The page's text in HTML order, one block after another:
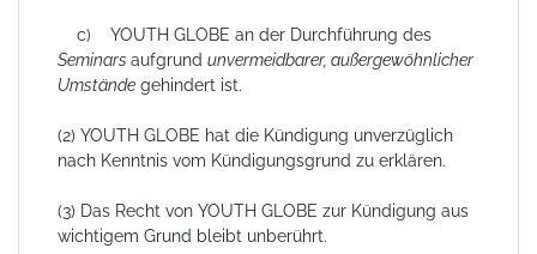
c) YOUTH GLOBE an der Durchführung des
Seminars aufgrund unvermeidbarer, außergewöhnlicher
Umständegehindert ist.
(2) YOUTH GLOBE hat die Kündigung unverzüglich
nach Kenntnis vom Kündigungsgrund zu erklären.
(3) Das Recht von YOUTH GLOBE zur Kündigung aus
wichtigem Grund bleibt unberührt.